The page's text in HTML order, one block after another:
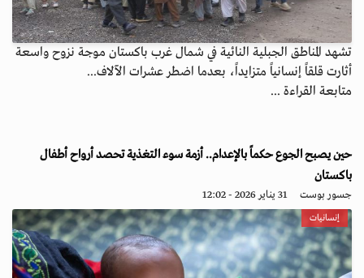
تشهد المناطق الجبلية النائية في شمال غرب باكستان موجة نزوح واسعة
أثارت قلقاً إنسانياً متزايداً، بعدما اضطر عشرات الآلاف...
متابعة القراءة ...
حين يصبح الجوع حكماً بالإعدام.. أزمة سوء التغذية تحصد أرواح أطفال
باكستان
جسور بوست 31 يناير 2026 - 12:02
إنسانيات